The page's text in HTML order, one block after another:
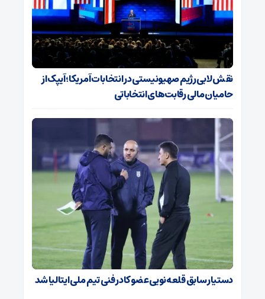
نقش لابی رژیم صهیونیستی در انتخابات آمریکا؛ آیپک از
حامیان مالی رقابت‌های انتخاباتی
دستیار سابق قلعه‌نویی عضو کادر فنی تیم ملی ایتالیا شد